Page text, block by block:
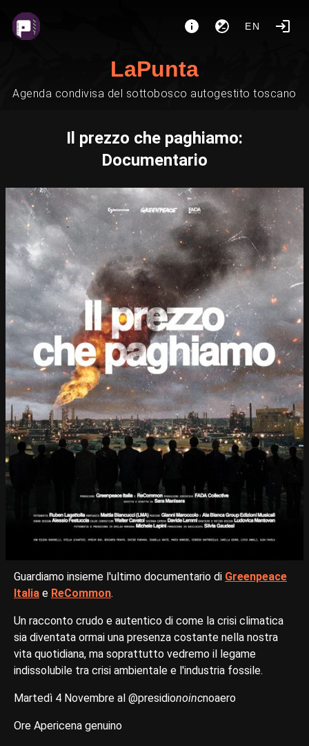
EN
LaPunta
Agenda condivisa del sottobosco autogestito toscano
Il prezzo che paghiamo:
Documentario
Guardiamo insieme l'ultimo documentario di Greenpeace
Italia e ReCommon.
Un racconto crudo e autentico di come la crisi climatica
sia diventata ormai una presenza costante nella nostra
vita quotidiana, ma soprattutto vedremo il legame
indissolubile tra crisi ambientale e l'industria fossile.
Martedì 4 Novembre al @presidionoincnoaero
Ore Apericena genuino